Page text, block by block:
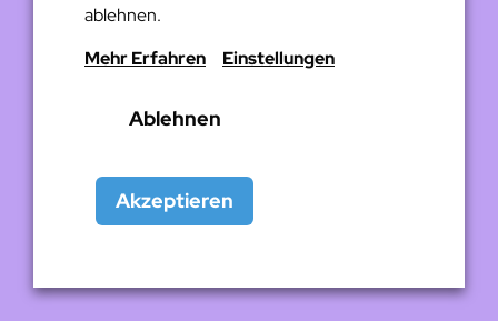
ablehnen.
Mehr Erfahren
Einstellungen
Ablehnen
Akzeptieren